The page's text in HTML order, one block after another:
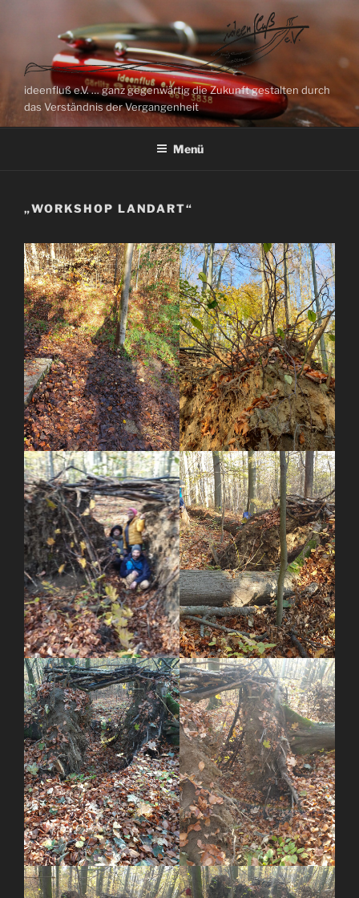
ideenfluß e.V. … ganz gegenwärtig die Zukunft gestalten durch
das Verständnis der Vergangenheit
Menü
„WORKSHOP LANDART“